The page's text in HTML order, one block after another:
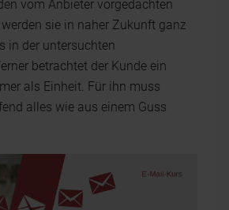
vom Anbieter vorgedachten
sie in naher Zukunft ganz
in der untersuchten
betrachtet der Kunde ein
als Einheit. Für ihn muss
alles wie aus einem Guss